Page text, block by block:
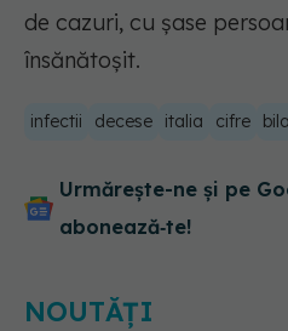
de cazuri, cu șase
însănătoșit.
infectii decese italia cifre
Urmărește-ne și pe
abonează‑te!
NOUTĂȚI